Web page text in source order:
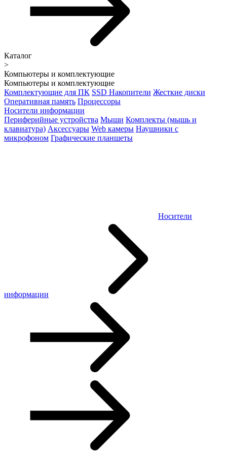
Каталог
>
Компьютеры и комплектующие
Компьютеры и комплектующие
Комплектующие для ПК SSD Накопители Жесткие диски
Оперативная память Процессоры
Носители информации
Периферийные устройства Мыши Комплекты (мышь и
клавиатура) Аксессуары Web камеры Наушники с
микрофоном Графические планшеты
Носители
информации